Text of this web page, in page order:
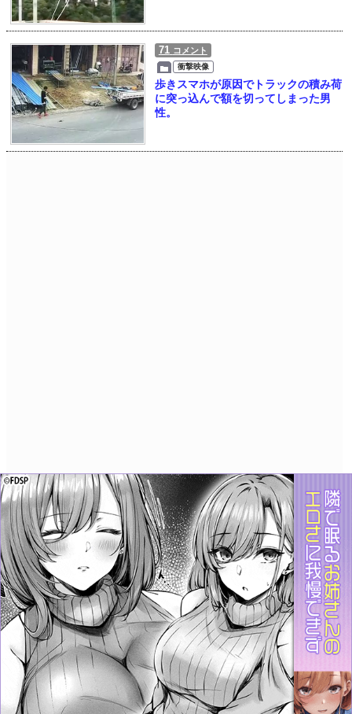
71 コメント
衝撃映像
歩きスマホが原因でトラックの積み荷
に突っ込んで額を切ってしまった男
性。